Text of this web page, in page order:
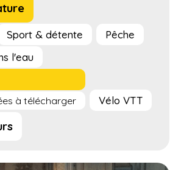
Sport & détente
Pêche
l'eau
à télécharger Vélo VTT